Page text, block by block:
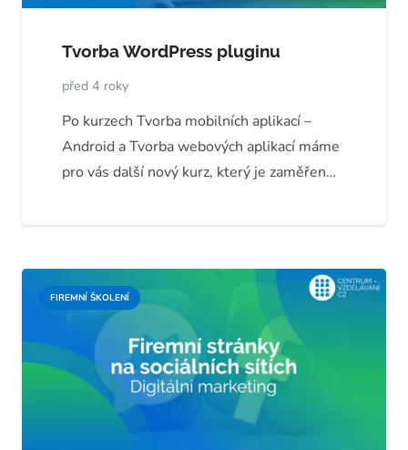
Tvorba WordPress pluginu
před 4 roky
Po kurzech Tvorba mobilních aplikací –
Android a Tvorba webových aplikací máme
pro vás další nový kurz, který je zaměřen…
FIREMNÍ ŠKOLENÍ